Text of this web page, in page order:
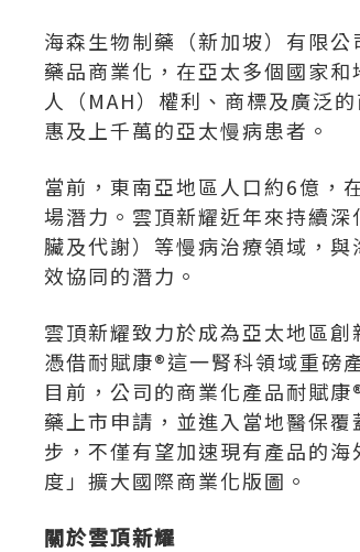
海森生物制藥（新加坡）有限
藥品商業化，在亞太多個國家
人（MAH）權利、商標及廣泛
惠及上千萬的亞太慢病患者。
當前，東南亞地區人口約6億，
場潛力。雲頂新耀近年來持續
臟及代謝）等慢病治療領域，
效協同的潛力。
雲頂新耀致力於成為亞太地區
憑借耐賦康®這一腎科領域重磅
目前，公司的商業化產品耐賦
藥上市申請，並進入當地醫保
步，不僅有望加速現有產品的
度」擴大國際商業化版圖。
關於雲頂新耀